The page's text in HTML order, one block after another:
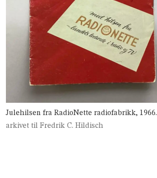
Julehilsen fra RadioNette radiofabrikk, 1966.
arkivet til Fredrik C. Hildisch